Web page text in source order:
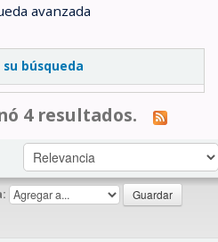
avanzada
su búsqueda
4 resultados.